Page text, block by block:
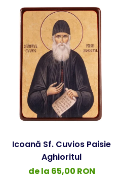
Icoană Sf. Cuvios Paisie
Aghioritul
de la 65,00 RON